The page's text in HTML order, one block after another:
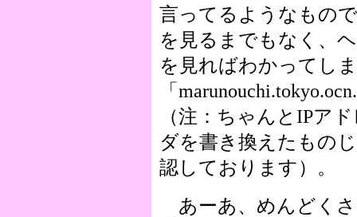
言ってるようなもの
を見るまでもなく、
を見ればわかってし
「
（注：ちゃんとIPア
ダを書き換えたもの
認しております）。
あーあ、めんどく